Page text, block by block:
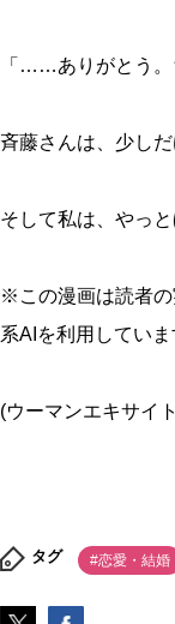
「……ありがとう。
斉藤さんは、少し
そして私は、やっ
※この漫画は読者の
系AIを利用していま
(ウーマンエキサイ
タグ #恋愛・結婚